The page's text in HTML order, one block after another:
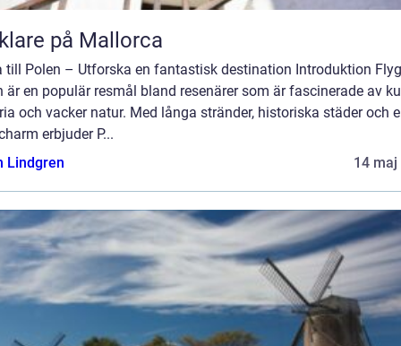
på Mallorca
till Polen – Utforska en fantastisk destination Introduktion
är en populär resmål bland resenärer som är fascinerade av
och vacker natur. Med långa stränder, historiska städer och
erbjuder P...
Lindgren
14 maj